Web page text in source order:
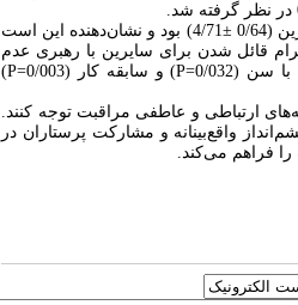
بیش‌ترین میانگین مربوط به بعد دانش و مهارت حرفه‌ای (0/66±5/17)، و کم‌ترین بعد احترام قائل شدن برای سایرین (0/64 ±4/71) بود و نشان‌دهنده این است
قائل شدن برای سایرین با رهبری عدم
مداخله بود (0/029=P). سبک‌رهبری تحول‌گرا 0/82±3/43)، سبک غالب در مدیران پرستاری بود و بین رفتارهای مراقبتی با سن (0/032=P) و سابقه کار (0/003=P)
ارتباطی و عاطفی مراقبت توجه کنند.
واقع‌بینانه و مشارکت پرستاران در
فراهم می‌کند.